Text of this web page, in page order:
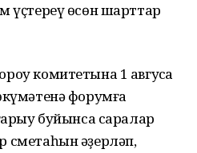
үҫтереү өсөн шарттар
комитетына 1 авгусҡа
форумға
буйынса саралар
әҙерләп,